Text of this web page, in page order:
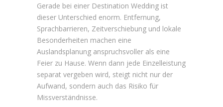
Gerade bei einer Destination Wedding ist
dieser Unterschied enorm. Entfernung,
Sprachbarrieren, Zeitverschiebung und lokale
Besonderheiten machen eine
Auslandsplanung anspruchsvoller als eine
Feier zu Hause. Wenn dann jede Einzelleistung
separat vergeben wird, steigt nicht nur der
Aufwand, sondern auch das Risiko für
Missverständnisse.